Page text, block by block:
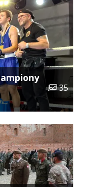
Liczba
35